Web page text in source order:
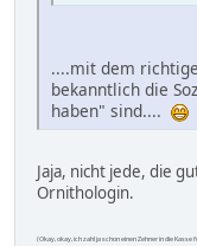
....mit dem
bekanntlich die
haben" sind....
Jaja, nicht jede, die
Ornithologin.
(Okay, okay, ich zahl ja schon einen Zehner in die